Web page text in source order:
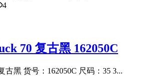
4
70 复古黑 162050C
古黑 货号：162050C 尺码：35 3...